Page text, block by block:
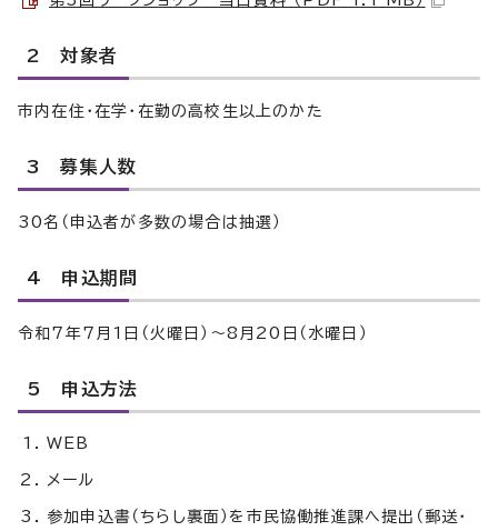
2 対象者
市内在住・在学・在勤の高校生以上のかた
3 募集人数
30名（申込者が多数の場合は抽選）
4 申込期間
令和7年7月1日（火曜日）～8月20日（水曜日）
5 申込方法
WEB
メール
参加申込書（ちらし裏面）を市民協働推進課へ提出（郵送・